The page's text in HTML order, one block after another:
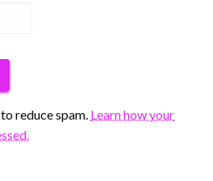
reduce spam. Learn how your